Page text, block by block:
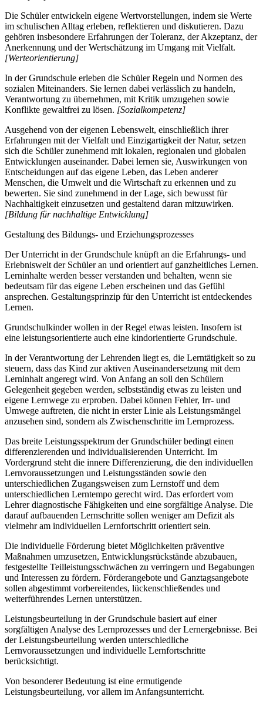
Die Schüler entwickeln eigene Wertvorstellungen, indem sie Werte
im schulischen Alltag erleben, reflektieren und diskutieren. Dazu
gehören insbesondere Erfahrungen der Toleranz, der Akzeptanz, der
Anerkennung und der Wertschätzung im Umgang mit Vielfalt.
[Werteorientierung]
In der Grundschule erleben die Schüler Regeln und Normen des
sozialen Miteinanders. Sie lernen dabei verlässlich zu handeln,
Verantwortung zu übernehmen, mit Kritik umzugehen sowie
Konflikte gewaltfrei zu lösen. [Sozialkompetenz]
Ausgehend von der eigenen Lebenswelt, einschließlich ihrer
Erfahrungen mit der Vielfalt und Einzigartigkeit der Natur, setzen
sich die Schüler zunehmend mit lokalen, regionalen und globalen
Entwicklungen auseinander. Dabei lernen sie, Auswirkungen von
Entscheidungen auf das eigene Leben, das Leben anderer
Menschen, die Umwelt und die Wirtschaft zu erkennen und zu
bewerten. Sie sind zunehmend in der Lage, sich bewusst für
Nachhaltigkeit einzusetzen und gestaltend daran mitzuwirken.
[Bildung für nachhaltige Entwicklung]
Gestaltung des Bildungs- und Erziehungsprozesses
Der Unterricht in der Grundschule knüpft an die Erfahrungs- und
Erlebniswelt der Schüler an und orientiert auf ganzheitliches Lernen.
Lerninhalte werden besser verstanden und behalten, wenn sie
bedeutsam für das eigene Leben erscheinen und das Gefühl
ansprechen. Gestaltungsprinzip für den Unterricht ist entdeckendes
Lernen.
Grundschulkinder wollen in der Regel etwas leisten. Insofern ist
eine leistungsorientierte auch eine kindorientierte Grundschule.
In der Verantwortung der Lehrenden liegt es, die Lerntätigkeit so zu
steuern, dass das Kind zur aktiven Auseinandersetzung mit dem
Lerninhalt angeregt wird. Von Anfang an soll den Schülern
Gelegenheit gegeben werden, selbstständig etwas zu leisten und
eigene Lernwege zu erproben. Dabei können Fehler, Irr- und
Umwege auftreten, die nicht in erster Linie als Leistungsmängel
anzusehen sind, sondern als Zwischenschritte im Lernprozess.
Das breite Leistungsspektrum der Grundschüler bedingt einen
differenzierenden und individualisierenden Unterricht. Im
Vordergrund steht die innere Differenzierung, die den individuellen
Lernvoraussetzungen und Leistungsständen sowie den
unterschiedlichen Zugangsweisen zum Lernstoff und dem
unterschiedlichen Lerntempo gerecht wird. Das erfordert vom
Lehrer diagnostische Fähigkeiten und eine sorgfältige Analyse. Die
darauf aufbauenden Lernschritte sollen weniger am Defizit als
vielmehr am individuellen Lernfortschritt orientiert sein.
Die individuelle Förderung bietet Möglichkeiten präventive
Maßnahmen umzusetzen, Entwicklungsrückstände abzubauen,
festgestellte Teilleistungsschwächen zu verringern und Begabungen
und Interessen zu fördern. Förderangebote und Ganztagsangebote
sollen abgestimmt vorbereitendes, lückenschließendes und
weiterführendes Lernen unterstützen.
Leistungsbeurteilung in der Grundschule basiert auf einer
sorgfältigen Analyse des Lernprozesses und der Lernergebnisse. Bei
der Leistungsbeurteilung werden unterschiedliche
Lernvoraussetzungen und individuelle Lernfortschritte
berücksichtigt.
Von besonderer Bedeutung ist eine ermutigende
Leistungsbeurteilung, vor allem im Anfangsunterricht.